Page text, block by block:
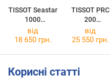
TISSOT Seastar
1000
T120.410.11.0
41.00
TISSOT PRC
200
Chronograph
T114.417.11.0
від
18 650 грн.
від
25 550 грн.
Корисні статті